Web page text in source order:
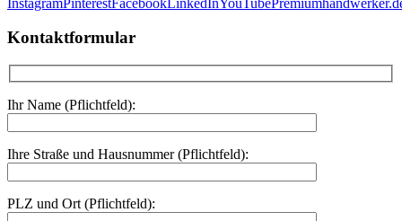
Kontaktformular
Ihr Name (Pflichtfeld):
Ihre Straße und Hausnummer (Pflichtfeld):
PLZ und Ort (Pflichtfeld):